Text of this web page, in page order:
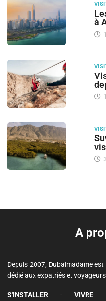
à
A
Depuis 2007, Dubaimadame
dédié aux expatriés et
S'INSTALLER - VIVRE